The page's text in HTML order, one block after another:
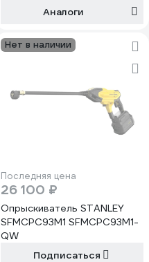
Аналоги
Нет в наличии
Последняя цена
26 100 ₽
Опрыскиватель STANLEY
SFMCPC93M1 SFMCPC93M1-
QW
Подписаться